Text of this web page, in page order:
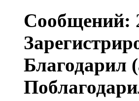
Сообщений:
Благодарил